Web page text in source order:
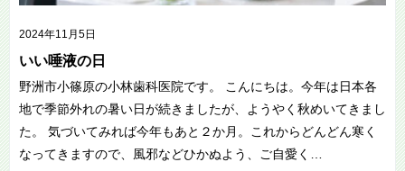
2024年11月5日
いい唾液の日
野洲市小篠原の小林歯科医院です。 こんにちは。今年は日本各
地で季節外れの暑い日が続きましたが、ようやく秋めいてきまし
た。 気づいてみれば今年もあと２か月。これからどんどん寒く
なってきますので、風邪などひかぬよう、ご自愛く…